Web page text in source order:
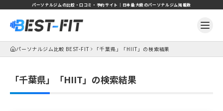
パーソナルジムの比較・口コミ・予約サイト｜日本最大級のパーソナルジム掲載数
パーソナルジム比較 BEST-FIT 「千葉県」「HIIT」の検索結果
「千葉県」「HIIT」の検索結果